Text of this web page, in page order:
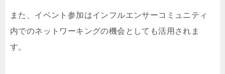
また、イベント参加はインフルエンサーコミュニティ
内でのネットワーキングの機会としても活用されま
す。